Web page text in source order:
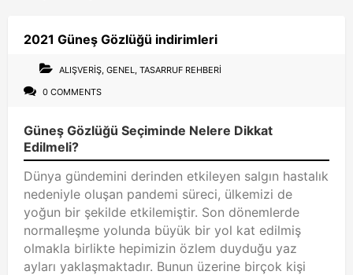
2021 Güneş Gözlüğü indirimleri
ALIŞVERIŞ, GENEL, TASARRUF REHBERI
0 COMMENTS
Güneş Gözlüğü Seçiminde Nelere Dikkat
Edilmeli?
Dünya gündemini derinden etkileyen salgın hastalık
nedeniyle oluşan pandemi süreci, ülkemizi de
yoğun bir şekilde etkilemiştir. Son dönemlerde
normalleşme yolunda büyük bir yol kat edilmiş
olmakla birlikte hepimizin özlem duyduğu yaz
ayları yaklaşmaktadır. Bunun üzerine birçok kişi